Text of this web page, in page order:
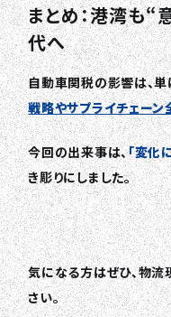
まとめ：港湾も
代へ
自動車関税の影響は、単
戦略やサプライチェーン
今回の出来事は、「変化
き彫りにしました。
気になる方はぜひ、物
さい。